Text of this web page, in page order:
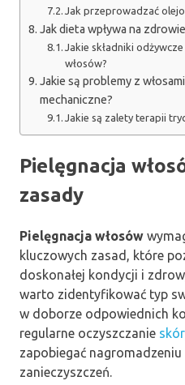
Jak przeprowadzać
Jak dieta wpływa na
Jakie składniki
włosów?
Jakie są problemy z
mechaniczne?
Jakie są zalety terapii
Pielęgnacja
zasady
Pielęgnacja włosów
kluczowych zasad, które
doskonałej kondycji i
warto zidentyfikować typ
w doborze odpowiednich
regularne oczyszczanie
zapobiegać
zanieczyszczeń.